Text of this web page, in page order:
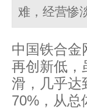
难，经营惨
中国铁合金
再创新低，
滑，几乎达
70%，从总